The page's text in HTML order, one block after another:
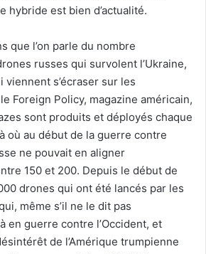
hybride est bien d’actualité.
que l’on parle du nombre
russes qui survolent l’Ukraine,
viennent s’écraser sur les
Foreign Policy, magazine américain,
sont produits et déployés chaque
où au début de la guerre contre
ne pouvait en aligner
150 et 200. Depuis le début de
drones qui ont été lancés par les
même s’il ne le dit pas
en guerre contre l’Occident, et
de l’Amérique trumpienne